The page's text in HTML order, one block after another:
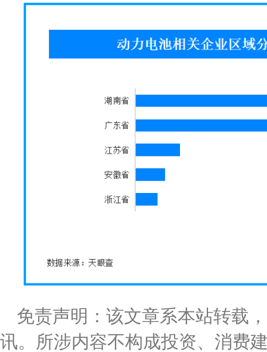
免责声明：该文章系本站转载
讯。所涉内容不构成投资、消费